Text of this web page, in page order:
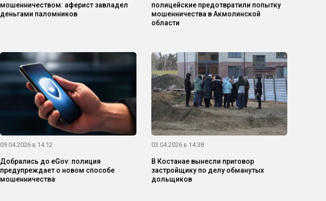
мошенничеством: аферист завладел
деньгами паломников
полицейские предотвратили попытку
мошенничества в Акмолинской
области
09.04.2026 в 14:12
Добрались до eGov: полиция
предупреждает о новом способе
мошенничества
03.04.2026 в 14:38
В Костанае вынесли приговор
застройщику по делу обманутых
дольщиков